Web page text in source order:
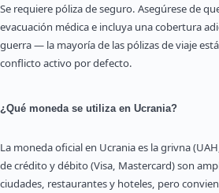
Se requiere póliza de seguro. Asegúrese de
evacuación médica e incluya una cobertura
guerra — la mayoría de las pólizas de viaje
conflicto activo por defecto.
¿Qué moneda se utiliza en Ucrania?
La moneda oficial en Ucrania es la grivna
de crédito y débito (Visa, Mastercard) son
ciudades, restaurantes y hoteles, pero